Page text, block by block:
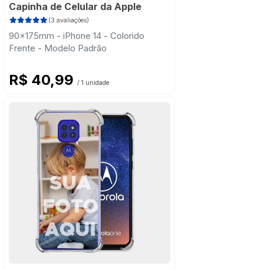
Capinha de Celular da Apple
(3 avaliações)
90x175mm - iPhone 14 - Colorido
Frente - Modelo Padrão
R$ 40,99 / 1 unidade